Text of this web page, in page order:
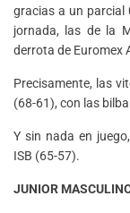
gracias a un parcial
jornada, las de la
derrota de Euromex
Precisamente, las
(68-61), con las
Y sin nada en
ISB (65-57).
JUNIOR